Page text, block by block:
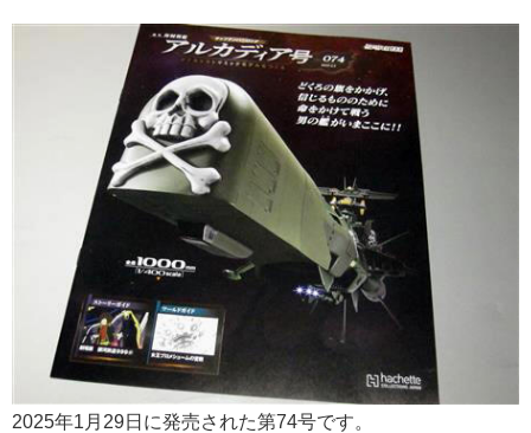
2025年1月29日に発売された第74号です。